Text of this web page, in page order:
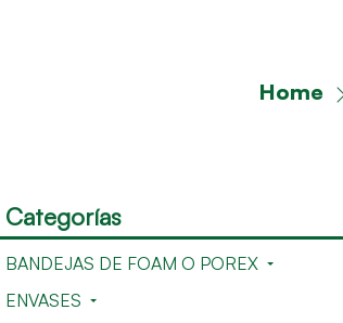
Home
Categorías
BANDEJAS DE FOAM O POREX
ENVASES